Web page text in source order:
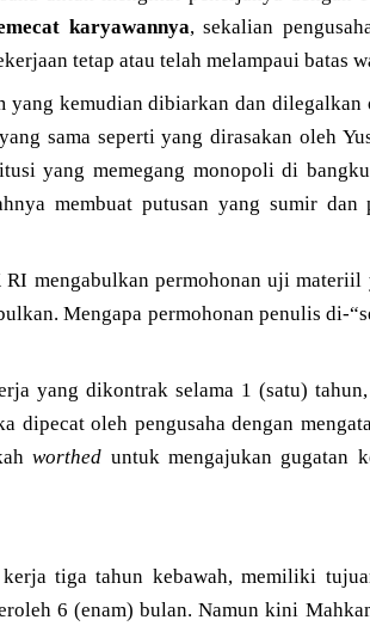
karyawannya, sekalian
tetap atau telah melampaui batas
kemudian dibiarkan dan dilegalkan
sama seperti yang dirasakan oleh
yang memegang monopoli di
membuat putusan yang sumir dan
mengabulkan permohonan uji
Mengapa permohonan penulis di-
yang dikontrak selama 1 (satu)
dipecat oleh pengusaha dengan
worthed untuk mengajukan gugatan
tiga tahun kebawah, memiliki
6 (enam) bulan. Namun kini